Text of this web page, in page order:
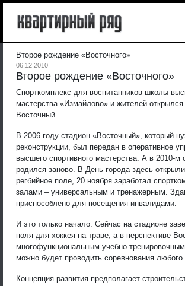
Второе рождение «Восточного»
06.12.2010
Второе рождение «Восточного»
Спорткомплекс для воспитанников школы
мастерства «Измайлово» и жителей открылся
Восточный.
В 2006 году стадион «Восточный», который
реконструкции, был передан в оперативное
высшего спортивного мастерства. А в 2010-м
родился заново. В День города здесь
регбийное поле, 20 ноября заработал
залами – универсальным и тренажерным.
приспособлено для посещения инвалидами.
И это только начало. Сейчас на стадионе
поля для хоккея на траве, а в перспективе
многофункциональным учебно-
можно будет проводить соревнования любого
Концепция развития предполагает